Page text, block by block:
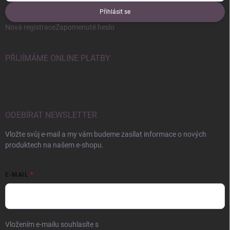
Přihlásit se
Nová registraceZapomenuté heslo
PŘIJÍMÁME ONLINE PLATBY
ODEBÍRAT NEWSLETTER
Vložte svůj e-mail a my vám budeme zasílat informace o nových
produktech na našem e-shopu.
E-MAIL
Vložením e-mailu souhlasíte s